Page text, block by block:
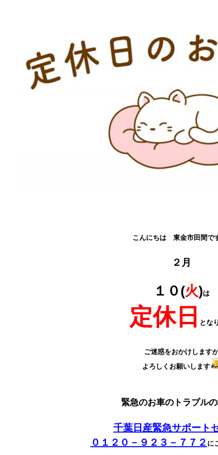
こんにちは 東金市田間で
２月
１０(火)は
定休日 とな
ご迷惑をおかけします
よろしくお願いします
緊急のお車のトラブル
千葉日産緊急サポート
０１２０－９２３－７７２ に